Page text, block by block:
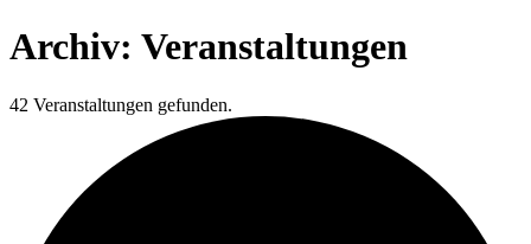
Archiv: Veranstaltungen
42 Veranstaltungen gefunden.